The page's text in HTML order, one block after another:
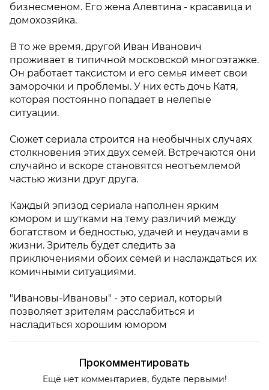
бизнесменом. Его жена Алевтина - красавица и
домохозяйка.
В то же время, другой Иван Иванович
проживает в типичной московской многоэтажке.
Он работает таксистом и его семья имеет свои
заморочки и проблемы. У них есть дочь Катя,
которая постоянно попадает в нелепые
ситуации.
Сюжет сериала строится на необычных случаях
столкновения этих двух семей. Встречаются они
случайно и вскоре становятся неотъемлемой
частью жизни друг друга.
Каждый эпизод сериала наполнен ярким
юмором и шутками на тему различий между
богатством и бедностью, удачей и неудачами в
жизни. Зритель будет следить за
приключениями обоих семей и наслаждаться их
комичными ситуациями.
"Ивановы-Ивановы" - это сериал, который
позволяет зрителям расслабиться и
насладиться хорошим юмором
Прокомментировать
Ещё нет комментариев, будьте первыми!